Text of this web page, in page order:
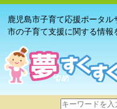
鹿児島市子育て応援ポータ
市の子育て支援に関する情報
サ